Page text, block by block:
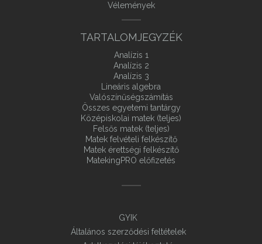
Vélemények
TARTALOMJEGYZÉK
Analízis 1
Analízis 2
Analízis 3
Lineáris algebra
Valószínűségszámítás
Összes egyetemi tantárgy
Középiskolai matek (teljes)
Felsős matek (teljes)
Matek felvételi felkészítő
Matek érettségi felkészítő
MatekingPRO előfizetés
GYIK
Általános szerződési feltételek